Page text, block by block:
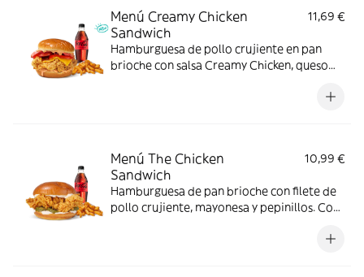
Menú Creamy Chicken
Sandwich
11,69 €
Hamburguesa de pollo crujiente en pan
brioche con salsa Creamy Chicken, queso
Menú The Chicken
Sandwich
10,99 €
Hamburguesa de pan brioche con filete de
pollo crujiente, mayonesa y pepinillos. Con